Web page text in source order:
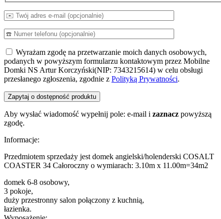
Wyrażam zgodę na przetwarzanie moich danych osobowych,
podanych w powyższym formularzu kontaktowym przez Mobilne
Domki NS Artur Korczyński(NIP: 7343215614) w celu obsługi
przesłanego zgłoszenia, zgodnie z Polityką Prywatności.
Aby wysłać wiadomość wypełnij pole: e-mail i zaznacz powyższą
zgodę.
Informacje:
Przedmiotem sprzedaży jest domek angielski/holenderski COSALT
COASTER 34 Całoroczny o wymiarach: 3.10m x 11.00m=34m2
domek 6-8 osobowy,
3 pokoje,
duży przestronny salon połączony z kuchnią,
łazienka.